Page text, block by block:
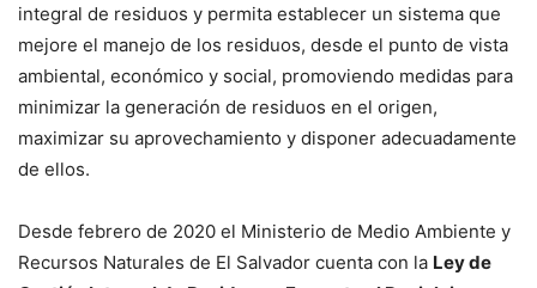
integral de residuos y permita establecer un sistema que
mejore el manejo de los residuos, desde el punto de vista
ambiental, económico y social, promoviendo medidas para
minimizar la generación de residuos en el origen,
maximizar su aprovechamiento y disponer adecuadamente
de ellos.
Desde febrero de 2020 el Ministerio de Medio Ambiente y
Recursos Naturales de El Salvador cuenta con la Ley de